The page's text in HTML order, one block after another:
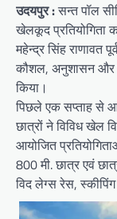
उदयपुर :सन्‍त पॉल
खेलकूद प्रतियोगिता
महेन्‍द्र सिंह राणावत
कौशल, अनुशासन और
किया।
पिछले एक सप्ताह से
छात्रों ने विविध खेल
आयोजित
800 मी. छात्र एवं
विद लेग्‍स रेस,